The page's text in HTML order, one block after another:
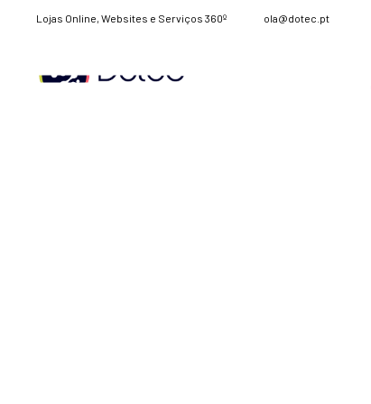
Lojas Online, Websites e Serviços 360º ola@dotec.pt